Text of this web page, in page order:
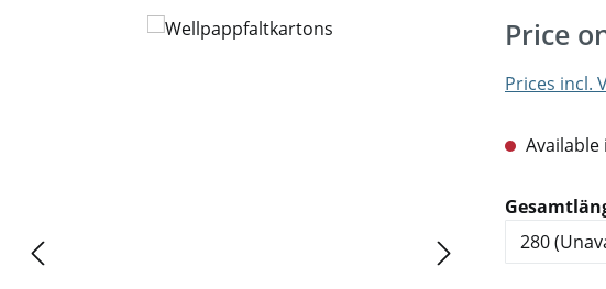
Price
Prices incl.
Available
Select